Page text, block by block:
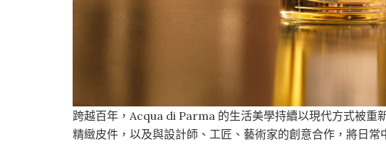
跨越百年，Acqua di Parma 的生活美學持續以現代方式被重
精緻皮件，以及與設計師、工匠、藝術家的創意合作，將日